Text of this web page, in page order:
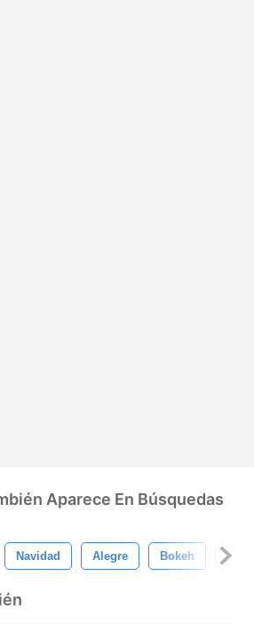
Aparece En Búsquedas
Navidad Alegre Bokeh